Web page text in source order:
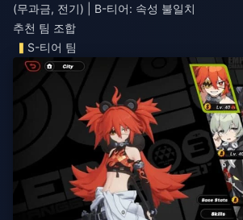
(무과금, 전기) | B-티어: 속성 불일치
추천 팀 조합
S-티어 팀